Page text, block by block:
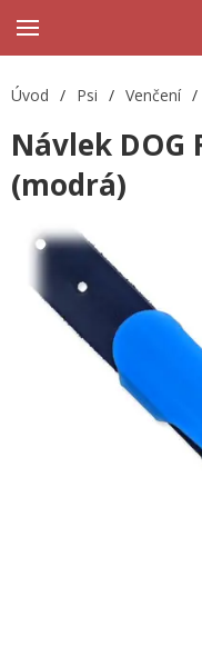
Úvod / Psi / Venčení /
Návlek DOG
(modrá)